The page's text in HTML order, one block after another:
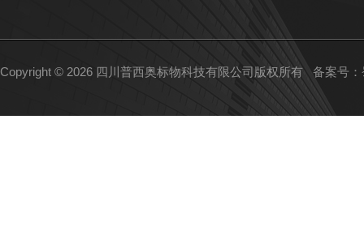
Copyright © 2026 四川普西奥标物科技有限公司版权所有 备案号：